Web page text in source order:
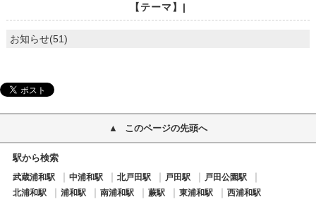
【テーマ】|
お知らせ(51)
このページの先頭へ
駅から検索
武蔵浦和駅 中浦和駅 北戸田駅 戸田駅
戸田公園駅
北浦和駅
浦和駅 南浦和駅 蕨駅 東浦和駅 西浦和駅